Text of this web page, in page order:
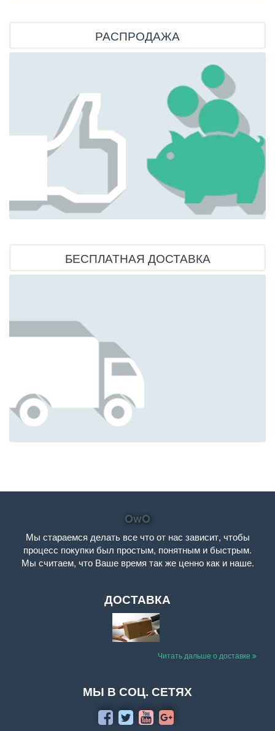
РАСПРОДАЖА
БЕСПЛАТНАЯ ДОСТАВКА
OwO
Мы стараемся делать все что от нас зависит, чтобы
процесс покупки был простым, понятным и быстрым.
Мы считаем, что Ваше время так же ценно как и наше.
ДОСТАВКА
Читать дальше о доставке
МЫ В СОЦ. СЕТЯХ